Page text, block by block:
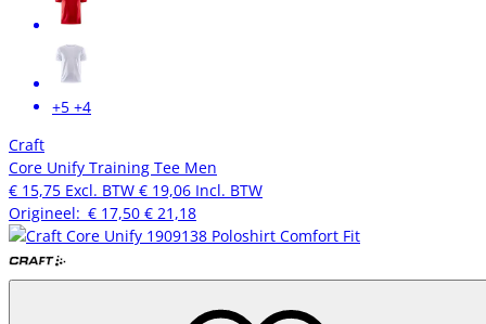
+5 +4
Craft
Core Unify Training Tee Men
€ 15,75 Excl. BTW € 19,06 Incl. BTW
Origineel: € 17,50 € 21,18